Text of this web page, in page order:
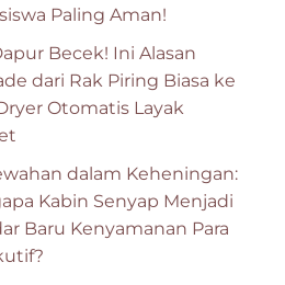
Paling Aman!
Becek! Ini Alasan
dari Rak Piring Biasa ke
Otomatis Layak
dalam Keheningan:
Kabin Senyap Menjadi
Baru Kenyamanan Para